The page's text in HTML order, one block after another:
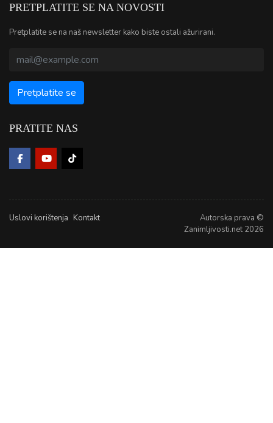
PRETPLATITE SE NA NOVOSTI
Pretplatite se na naš newsletter kako biste ostali ažurirani.
PRATITE NAS
Uslovi korištenja Kontakt
Autorska prava ©
Zanimljivosti.net 2026